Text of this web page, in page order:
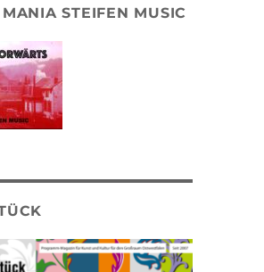
STEIFEN MUSIC